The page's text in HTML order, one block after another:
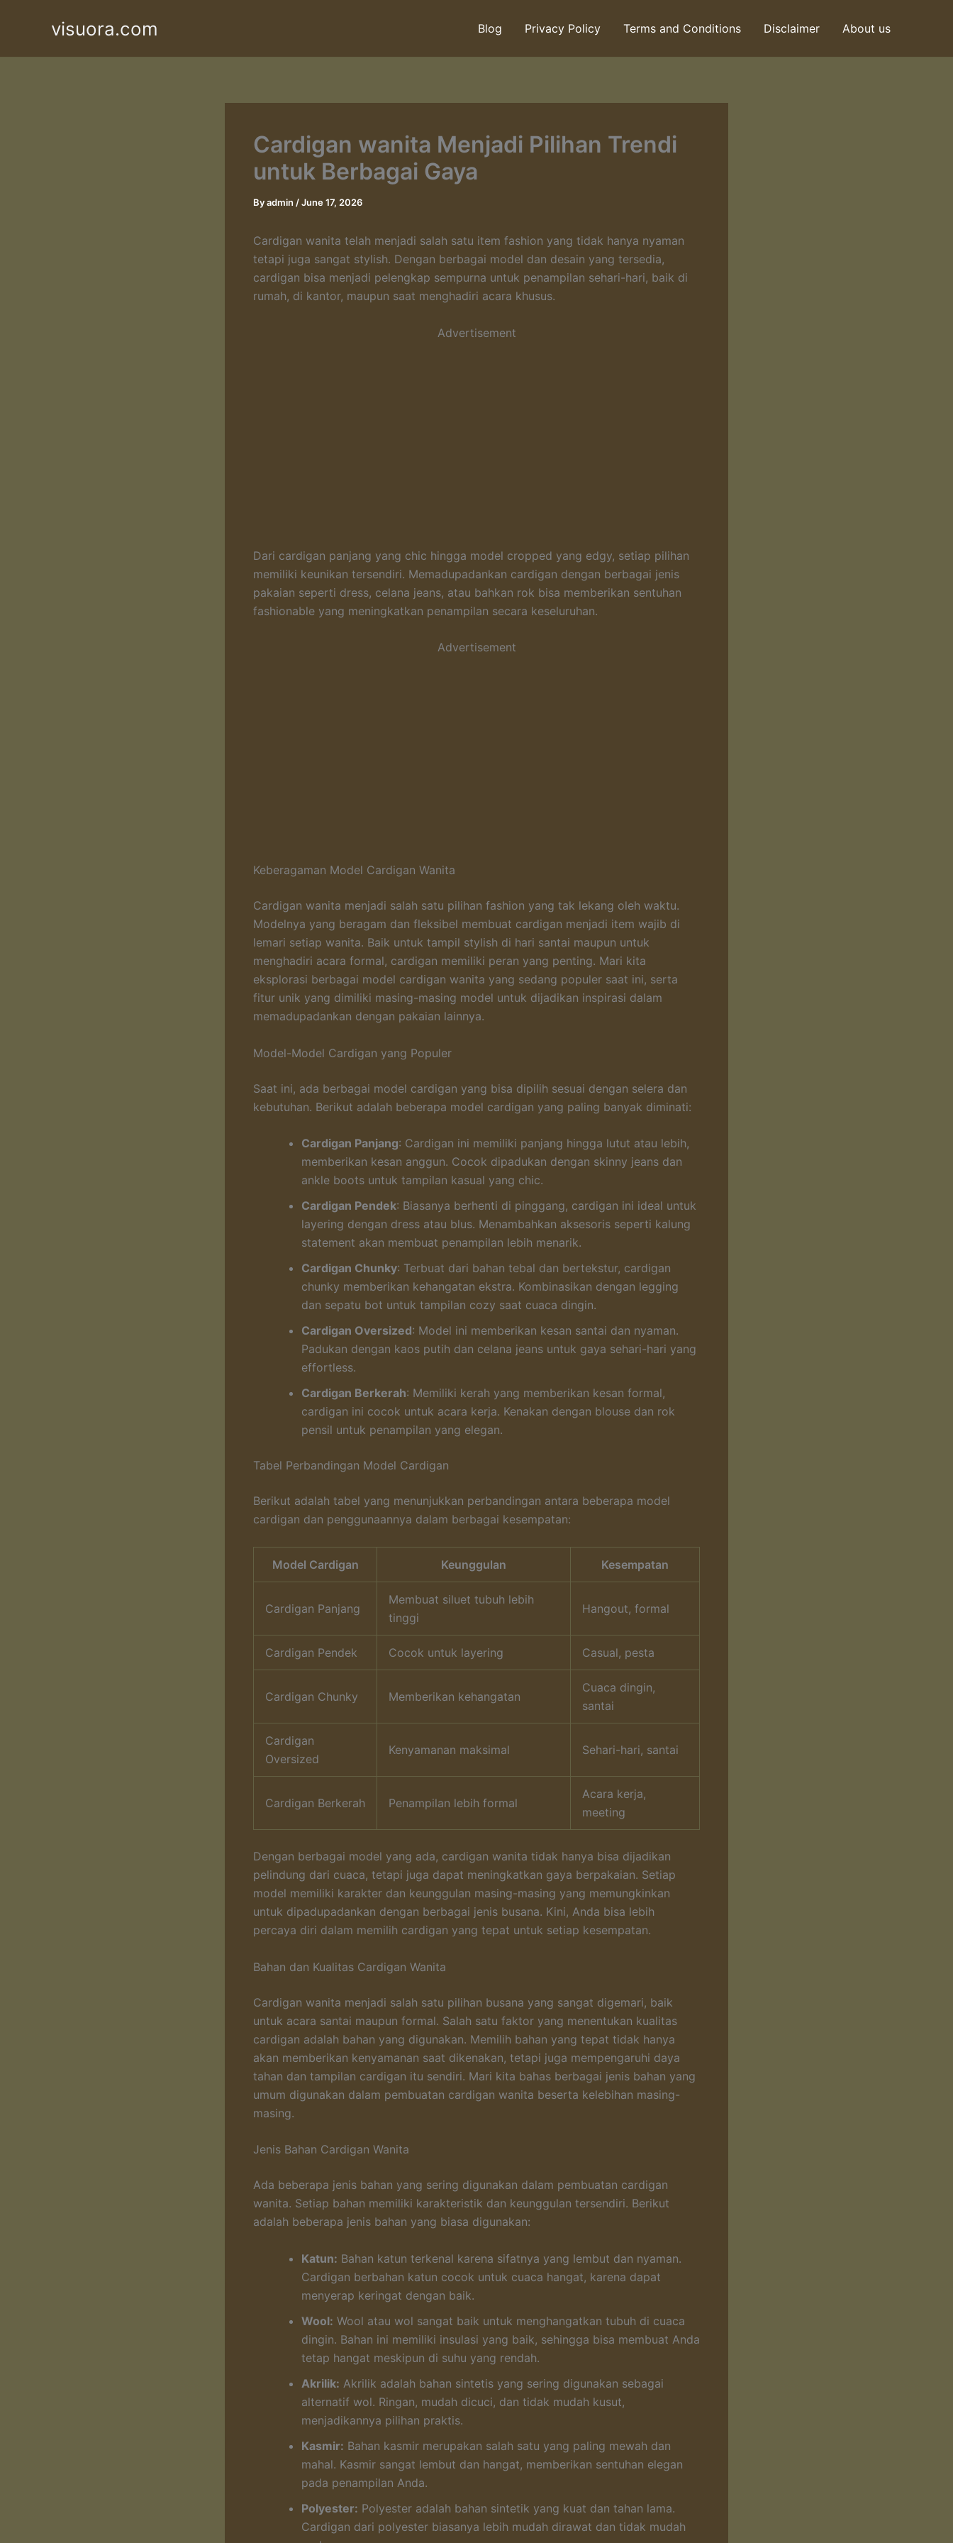
visuora.com Blog Privacy Policy Terms and Conditions Disclaimer About us
Cardigan wanita Menjadi Pilihan Trendi
untuk Berbagai Gaya
Byadmin /June 17, 2026
Cardigan wanita telah menjadi salah satu item fashion yang tidak hanya nyaman
tetapi juga sangat stylish. Dengan berbagai model dan desain yang tersedia,
cardigan bisa menjadi pelengkap sempurna untuk penampilan sehari-hari, baik di
rumah, di kantor, maupun saat menghadiri acara khusus.
Advertisement
Dari cardigan panjang yang chic hingga model cropped yang edgy, setiap pilihan
memiliki keunikan tersendiri. Memadupadankan cardigan dengan berbagai jenis
pakaian seperti dress, celana jeans, atau bahkan rok bisa memberikan sentuhan
fashionable yang meningkatkan penampilan secara keseluruhan.
Advertisement
Keberagaman Model Cardigan Wanita
Cardigan wanita menjadi salah satu pilihan fashion yang tak lekang oleh waktu.
Modelnya yang beragam dan fleksibel membuat cardigan menjadi item wajib di
lemari setiap wanita. Baik untuk tampil stylish di hari santai maupun untuk
menghadiri acara formal, cardigan memiliki peran yang penting. Mari kita
eksplorasi berbagai model cardigan wanita yang sedang populer saat ini, serta
fitur unik yang dimiliki masing-masing model untuk dijadikan inspirasi dalam
memadupadankan dengan pakaian lainnya.
Model-Model Cardigan yang Populer
Saat ini, ada berbagai model cardigan yang bisa dipilih sesuai dengan selera dan
kebutuhan. Berikut adalah beberapa model cardigan yang paling banyak diminati:
Cardigan Panjang: Cardigan ini memiliki panjang hingga lutut atau lebih,
memberikan kesan anggun. Cocok dipadukan dengan skinny jeans dan
ankle boots untuk tampilan kasual yang chic.
Cardigan Pendek: Biasanya berhenti di pinggang, cardigan ini ideal untuk
layering dengan dress atau blus. Menambahkan aksesoris seperti kalung
statement akan membuat penampilan lebih menarik.
Cardigan Chunky: Terbuat dari bahan tebal dan bertekstur, cardigan
chunky memberikan kehangatan ekstra. Kombinasikan dengan legging
dan sepatu bot untuk tampilan cozy saat cuaca dingin.
Cardigan Oversized: Model ini memberikan kesan santai dan nyaman.
Padukan dengan kaos putih dan celana jeans untuk gaya sehari-hari yang
effortless.
Cardigan Berkerah: Memiliki kerah yang memberikan kesan formal,
cardigan ini cocok untuk acara kerja. Kenakan dengan blouse dan rok
pensil untuk penampilan yang elegan.
Tabel Perbandingan Model Cardigan
Berikut adalah tabel yang menunjukkan perbandingan antara beberapa model
cardigan dan penggunaannya dalam berbagai kesempatan:
Model Cardigan Keunggulan Kesempatan
Cardigan Panjang
Membuat siluet tubuh lebih
tinggi
Hangout, formal
Cardigan Pendek Cocok untuk layering Casual, pesta
Cardigan Chunky Memberikan kehangatan
Cuaca dingin,
santai
Cardigan
Oversized
Kenyamanan maksimal Sehari-hari, santai
Cardigan Berkerah Penampilan lebih formal
Acara kerja,
meeting
Dengan berbagai model yang ada, cardigan wanita tidak hanya bisa dijadikan
pelindung dari cuaca, tetapi juga dapat meningkatkan gaya berpakaian. Setiap
model memiliki karakter dan keunggulan masing-masing yang memungkinkan
untuk dipadupadankan dengan berbagai jenis busana. Kini, Anda bisa lebih
percaya diri dalam memilih cardigan yang tepat untuk setiap kesempatan.
Bahan dan Kualitas Cardigan Wanita
Cardigan wanita menjadi salah satu pilihan busana yang sangat digemari, baik
untuk acara santai maupun formal. Salah satu faktor yang menentukan kualitas
cardigan adalah bahan yang digunakan. Memilih bahan yang tepat tidak hanya
akan memberikan kenyamanan saat dikenakan, tetapi juga mempengaruhi daya
tahan dan tampilan cardigan itu sendiri. Mari kita bahas berbagai jenis bahan yang
umum digunakan dalam pembuatan cardigan wanita beserta kelebihan masing-
masing.
Jenis Bahan Cardigan Wanita
Ada beberapa jenis bahan yang sering digunakan dalam pembuatan cardigan
wanita. Setiap bahan memiliki karakteristik dan keunggulan tersendiri. Berikut
adalah beberapa jenis bahan yang biasa digunakan:
Katun: Bahan katun terkenal karena sifatnya yang lembut dan nyaman.
Cardigan berbahan katun cocok untuk cuaca hangat, karena dapat
menyerap keringat dengan baik.
Wool: Wool atau wol sangat baik untuk menghangatkan tubuh di cuaca
dingin. Bahan ini memiliki insulasi yang baik, sehingga bisa membuat Anda
tetap hangat meskipun di suhu yang rendah.
Akrilik: Akrilik adalah bahan sintetis yang sering digunakan sebagai
alternatif wol. Ringan, mudah dicuci, dan tidak mudah kusut,
menjadikannya pilihan praktis.
Kasmir: Bahan kasmir merupakan salah satu yang paling mewah dan
mahal. Kasmir sangat lembut dan hangat, memberikan sentuhan elegan
pada penampilan Anda.
Polyester: Polyester adalah bahan sintetik yang kuat dan tahan lama.
Cardigan dari polyester biasanya lebih mudah dirawat dan tidak mudah